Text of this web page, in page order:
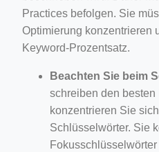
Practices befolgen. Sie
Optimierung konzentrieren
Keyword-Prozentsatz.
Beachten Sie beim
schreiben den besten
konzentrieren Sie
Schlüsselwörter. Sie